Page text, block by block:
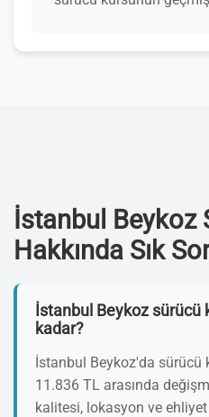
İstanbul Beykoz
Hakkında Sık
İstanbul Beykoz sürücü
kadar?
İstanbul Beykoz'da sürücü
11.836 TL arasında
kalitesi, lokasyon ve ehliyet